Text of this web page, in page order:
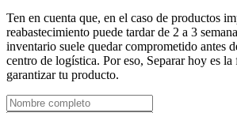
Ten en cuenta que, en el caso de productos
reabastecimiento puede tardar de 2 a 3
inventario suele quedar comprometido antes
centro de logística. Por eso, Separar hoy es la
garantizar tu producto.